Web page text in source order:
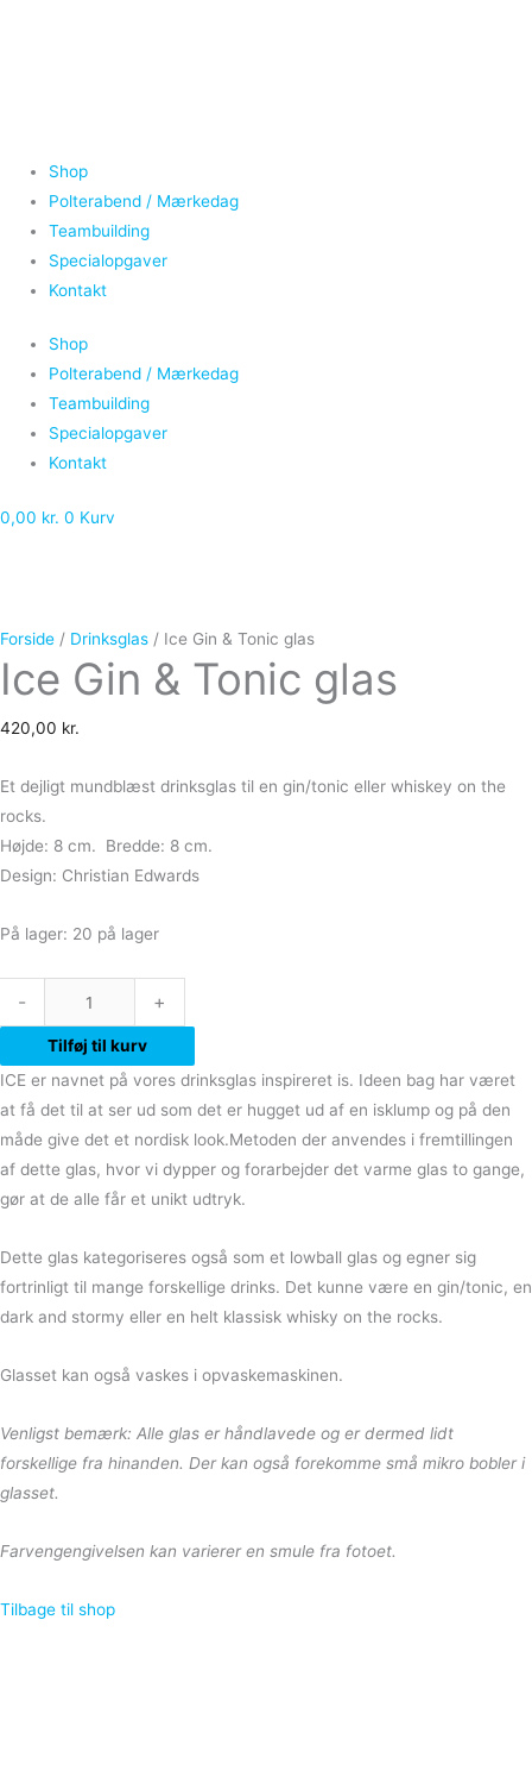
Shop
Polterabend / Mærkedag
Teambuilding
Specialopgaver
Kontakt
Shop
Polterabend / Mærkedag
Teambuilding
Specialopgaver
Kontakt
0,00 kr. 0 Kurv
Forside / Drinksglas / Ice Gin & Tonic glas
Ice Gin & Tonic glas
420,00 kr.
Et dejligt mundblæst drinksglas til en gin/tonic eller whiskey on the
rocks.
Højde: 8 cm.
Bredde: 8 cm.
Design: Christian Edwards
På lager: 20 på lager
- +
Tilføj til kurv
ICE er navnet på vores drinksglas inspireret is. Ideen bag har været
at få det til at ser ud som det er hugget ud af en isklump og på den
måde give det et nordisk look.Metoden der anvendes i fremtillingen
af dette glas, hvor vi dypper og forarbejder det varme glas to gange,
gør at de alle får et unikt udtryk.
Dette glas kategoriseres også som et lowball glas og egner sig
fortrinligt til mange forskellige drinks. Det kunne være en gin/tonic, en
dark and stormy eller en helt klassisk whisky on the rocks.
Glasset kan også vaskes i opvaskemaskinen.
Venligst bemærk: Alle glas er håndlavede og er dermed lidt
forskellige fra hinanden. Der kan også forekomme små mikro bobler i
glasset.
Farvengengivelsen kan varierer en smule fra fotoet.
Tilbage til shop